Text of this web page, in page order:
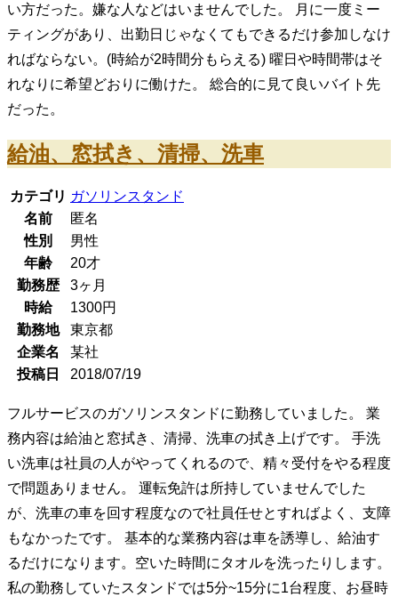
い方だった。嫌な人などはいませんでした。 月に一度ミー
ティングがあり、出勤日じゃなくてもできるだけ参加しなけ
ればならない。(時給が2時間分もらえる) 曜日や時間帯はそ
れなりに希望どおりに働けた。 総合的に見て良いバイト先
だった。
給油、窓拭き、清掃、洗車
カテゴリ ガソリンスタンド
名前
匿名
性別
男性
年齢
20才
勤務歴
3ヶ月
時給
1300円
勤務地
東京都
企業名
某社
投稿日
2018/07/19
フルサービスのガソリンスタンドに勤務していました。 業
務内容は給油と窓拭き、清掃、洗車の拭き上げです。 手洗
い洗車は社員の人がやってくれるので、精々受付をやる程度
で問題ありません。 運転免許は所持していませんでした
が、洗車の車を回す程度なので社員任せとすればよく、支障
もなかったです。 基本的な業務内容は車を誘導し、給油す
るだけになります。空いた時間にタオルを洗ったりします。
私の勤務していたスタンドでは5分~15分に1台程度、お昼時